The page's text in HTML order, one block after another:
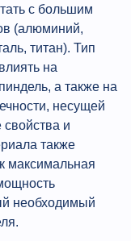
с большим
(алюминий,
титан). Тип
на
а также на
несущей
свойства и
также
максимальная
необходимый